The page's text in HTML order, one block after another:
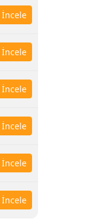
İncele
İncele
İncele
İncele
İncele
İncele